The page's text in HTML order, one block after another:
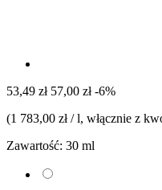
53,49 zł 57,00 zł -6%
(1 783,00 zł / l, włącznie z
Zawartość: 30 ml